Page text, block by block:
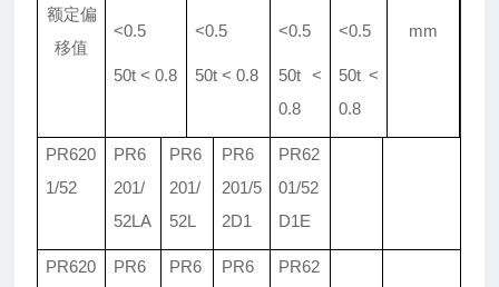
额定偏
移值
<0.5
50t < 0.8
<0.5
50t < 0.8
<0.5
50t <
0.8
<0.5
50t <
0.8
mm
PR620
1/52
PR6
201/
52LA
PR6
201/
52L
PR6
201/5
2D1
PR62
01/52
D1E
PR620
PR6
PR6
PR6
PR62